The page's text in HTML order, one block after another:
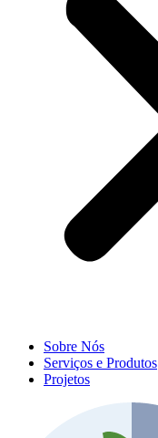
Sobre Nós
Serviços e Produtos
Projetos